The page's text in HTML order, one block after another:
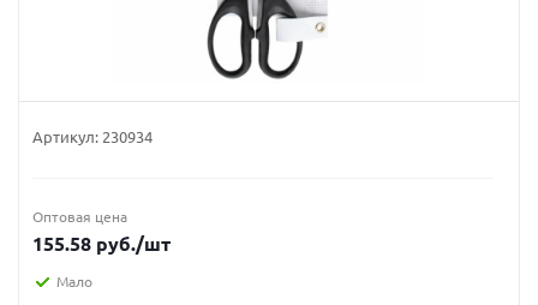
Артикул: 230934
Оптовая цена
155.58 руб./шт
Мало